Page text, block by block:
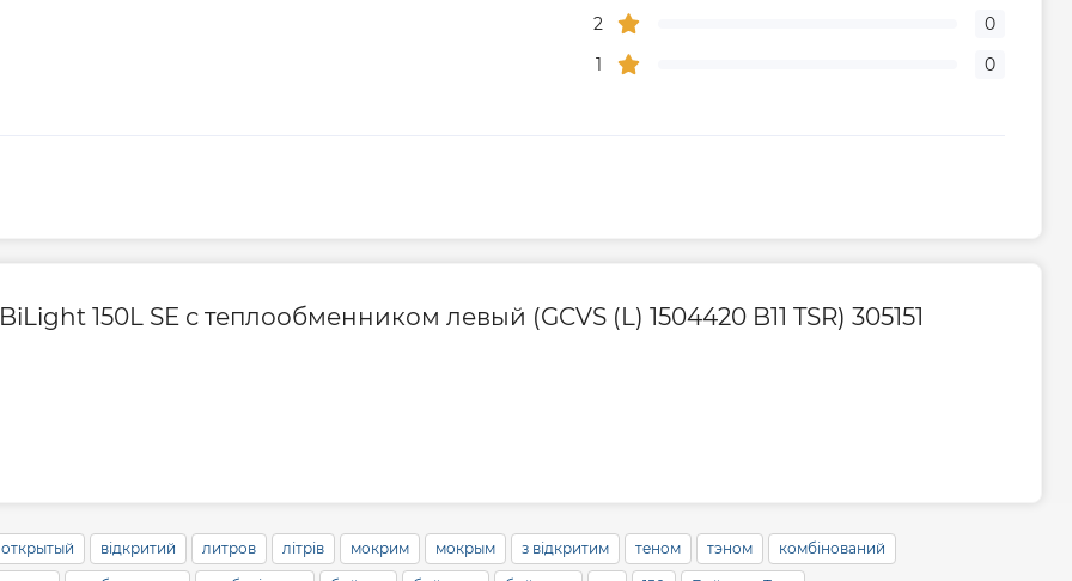
Гарантия на электрическую часть 2 года
Гарантия производителя, мес
2
0
1
0
150L SE с теплообменником левый (GCVS (L) 1504420 B11 TSR) 305151
открытый відкритий литров літрів мокрим мокрым з відкритим теном тэном комбінований